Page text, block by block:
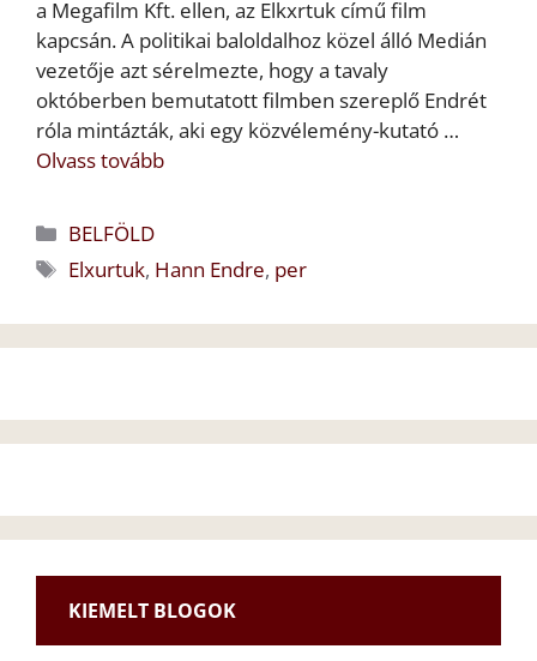
a Megafilm Kft. ellen, az Elkxrtuk című film
kapcsán. A politikai baloldalhoz közel álló Medián
vezetője azt sérelmezte, hogy a tavaly
októberben bemutatott filmben szereplő Endrét
róla mintázták, aki egy közvélemény-kutató …
Olvass tovább
Kategória
BELFÖLD
Címkék
Elxurtuk, Hann Endre, per
KIEMELT BLOGOK